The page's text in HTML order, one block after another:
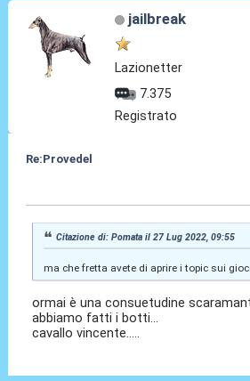
jailbreak
Lazionetter
7.375
Registrato
Re:Provedel
Citazione di: Pomata il 27 Lug 2022, 09:55
ma che fretta avete di aprire i topic sui
ormai è una consuetudine
abbiamo fatti i botti...
cavallo vincente.....